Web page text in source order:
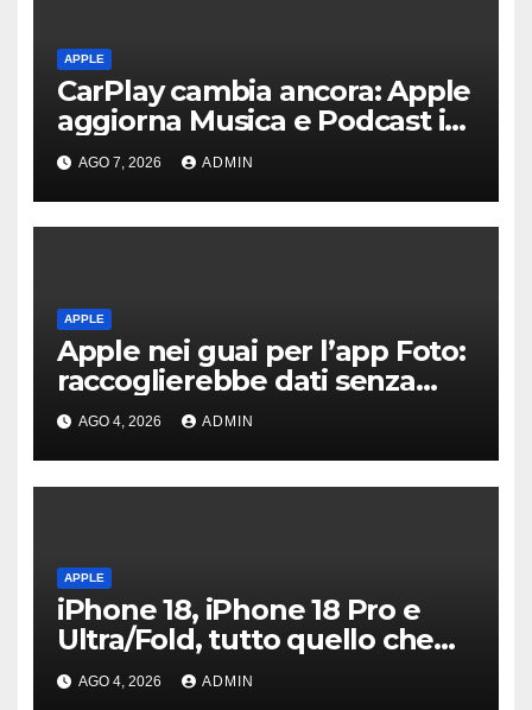
APPLE
CarPlay cambia ancora: Apple
aggiorna Musica e Podcast in
auto
AGO 7, 2026 ADMIN
APPLE
Apple nei guai per l’app Foto:
raccoglierebbe dati senza
consenso
AGO 4, 2026 ADMIN
APPLE
iPhone 18, iPhone 18 Pro e
Ultra/Fold, tutto quello che
sappiamo ad oggi
AGO 4, 2026 ADMIN